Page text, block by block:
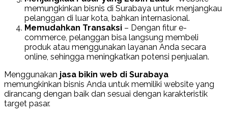
memungkinkan bisnis di Surabaya untuk menjangkau
pelanggan di luar kota, bahkan internasional.
Memudahkan Transaksi – Dengan fitur e-
commerce, pelanggan bisa langsung membeli
produk atau menggunakan layanan Anda secara
online, sehingga meningkatkan potensi penjualan.
Menggunakan jasa bikin web di Surabaya
memungkinkan bisnis Anda untuk memiliki website yang
dirancang dengan baik dan sesuai dengan karakteristik
target pasar.